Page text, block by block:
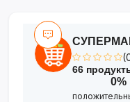
дней
Свежесть
упаковке!?
66
0%